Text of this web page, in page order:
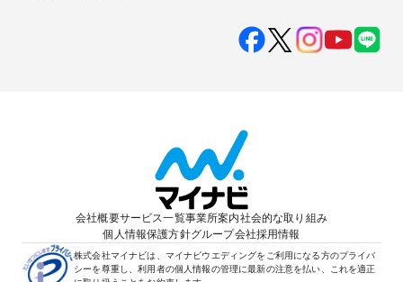
会社概要サービス一覧事業所案内社会的な取り組み
個人情報保護方針グループ会社採用情報
株式会社マイナビは、マイナビウエディングをご利用になる方のプライバ
シーを尊重し、利用者の個人情報の管理に最新の注意を払い、これを適正